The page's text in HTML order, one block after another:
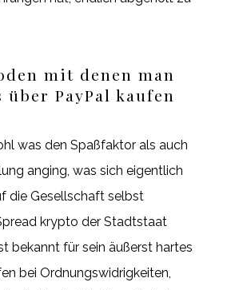
mit denen man
PayPal kaufen
was den Spaßfaktor als auch
anging, was sich eigentlich
die Gesellschaft selbst
krypto der Stadtstaat
bekannt für sein äußerst hartes
bei Ordnungswidrigkeiten,